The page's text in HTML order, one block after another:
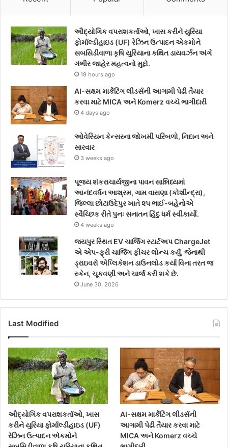
e
b
o
o
k
t
t
e
t
a
g
a
ઔદ્યોગિક વપરાશકર્તાઓ, ખાસ કરીને યુરિયા
ફોર્માલ્ડીહાઇડ (UF) રેઝિન ઉત્પાદન એકમોને
સબસિડીવાળા કૃષિ યુરિયાના કથિત ડાયવર્ઝન અંગે
ગંભીર જાહેર મહત્વનો મુદ્દો.
19 hours ago
AI-સક્ષમ માર્કેટિંગ લીડર્સની આગામી પેઢી તૈયાર
કરવા માટે MICA અને Komerz વચ્ચે ભાગીદારી
4 days ago
ઓવેરિયન કેન્સરના જોખમી પરિબળો, નિદાન અને
સારવાર
3 weeks ago
પૂજ્ય શંકરાચાર્યજીના પાવન સાન્નિધ્યમાં
આનંદવર્ધન આશ્રમ, ગામ વાસણા (કોશીન્દ્રા),
જિલ્લા છોટાઉદેપુર ખાતે ૨૫ ભાઈ-બહેનોએ
સ્વૈચ્છિક રીતે પુનઃ સનાતન હિંદુ ધર્મ સ્વીકાર્યો.
4 weeks ago
જયપુર સ્થિત EV ચાર્જિંગ સ્ટાર્ટઅપ ChargeJet
એ એપ-ફ્રી ચાર્જિંગ ફીચર લોન્ચ કર્યું, જેનાથી
ડ્રાઇવરો એપ્લિકેશન ડાઉનલોડ કર્યા વિના તરત જ
સ્કેન, ચૂકવણી અને ચાર્જ કરી શકે છે.
June 30, 2026
Last Modified
ઔદ્યોગિક વપરાશકર્તાઓ, ખાસ
કરીને યુરિયા ફોર્માલ્ડીહાઇડ (UF)
રેઝિન ઉત્પાદન એકમોને
AI-સક્ષમ માર્કેટિંગ લીડર્સની
આગામી પેઢી તૈયાર કરવા માટે
MICA અને Komerz વચ્ચે